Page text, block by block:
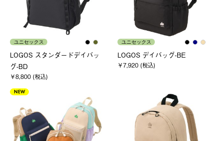
ユニセックス
LOGOS スタンダードデイバッ
グ-BD
￥8,800 (税込)
ユニセックス
LOGOS デイバッグ-BE
￥7,920 (税込)
NEW